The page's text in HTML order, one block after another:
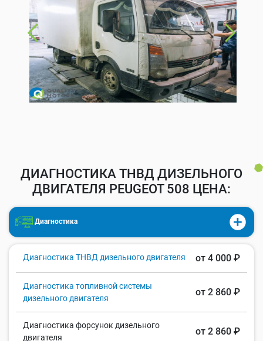
ДИАГНОСТИКА ТНВД ДИЗЕЛЬНОГО
ДВИГАТЕЛЯ PEUGEOT 508 ЦЕНА:
Диагностика
Диагностика ТНВД дизельного двигателя от 4 000 ₽
Диагностика топливной системы
дизельного двигателя
от 2 860 ₽
Диагностика форсунок дизельного
двигателя
от 2 860 ₽